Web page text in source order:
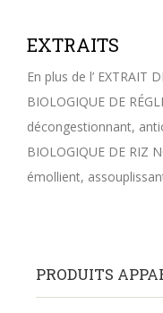
EXTRAITS
En plus de l’ EXTRAIT
BIOLOGIQUE DE
décongestionnant,
BIOLOGIQUE DE RIZ
émollient,
PRODUITS